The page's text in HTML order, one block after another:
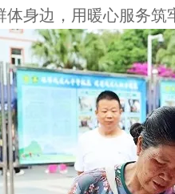
身边，用暖心服务筑